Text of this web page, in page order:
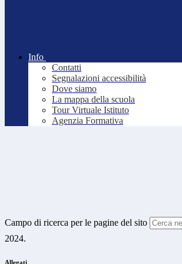
Info
Contatti
Segnalazioni accessibilità
Dove siamo
La mappa della scuola
Tour Virtuale Istituto
Agenzia Formativa
Campo di ricerca per le pagine del sito
2024.
Allegati